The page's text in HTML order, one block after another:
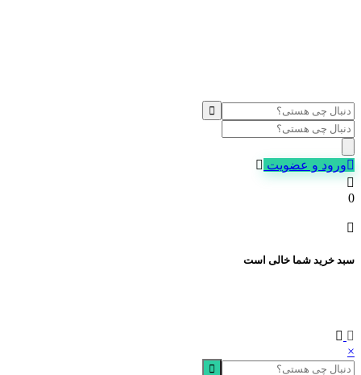
Products
search
ورود و عضویت
0
سبد خرید شما خالی است
×